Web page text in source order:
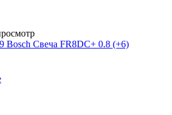
Bosch Свеча FR8DC+ 0.8 (+6)